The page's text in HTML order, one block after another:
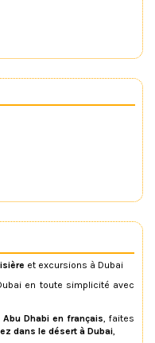
et excursions à Dubai
en toute simplicité avec
Dhabi en français, faites
dans le désert à Dubai,